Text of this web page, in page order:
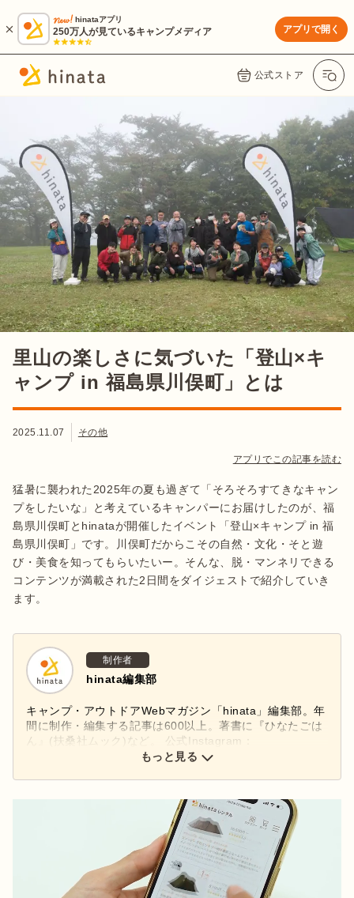
hinataアプリ
250万人が見ているキャンプメディア アプリで開く
公式ストア
里山の楽しさに気づいた「登山×キ
ャンプ in 福島県川俣町」とは
2025.11.07 その他
アプリでこの記事を読む
猛暑に襲われた2025年の夏も過ぎて「そろそろすてきなキャン
プをしたいな」と考えているキャンパーにお届けしたのが、福
島県川俣町とhinataが開催したイベント「登山×キャンプ in 福
島県川俣町」です。川俣町だからこその自然・文化・そと遊
び・美食を知ってもらいたいー。そんな、脱・マンネリできる
コンテンツが満載された2日間をダイジェストで紹介していき
ます。
制作者
hinata編集部
キャンプ・アウトドアWebマガジン「hinata」編集部。年
間に制作・編集する記事は600以上。著書に『ひなたごは
ん』(扶桑社ムック)など。 公式Instagram：
もっと見る